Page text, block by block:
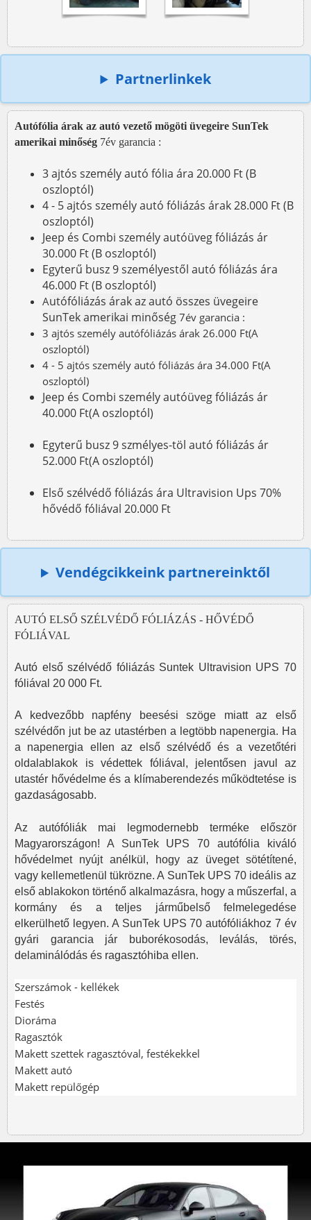
Partnerlinkek
Autófólia árak az autó vezető mögöti üvegeire SunTek
amerikai minőség 7év garancia :
3 ajtós személy autó fólia ára 20.000 Ft (B
oszloptól)
4 - 5 ajtós személy autó fóliázás árak 28.000 Ft (B
oszloptól)
Jeep és Combi személy autóüveg fóliázás ár
30.000 Ft (B oszloptól)
Egyterű busz 9 személyestől autó fóliázás ára
46.000 Ft (B oszloptól)
Autófóliázás árak az autó összes üvegeire
SunTek amerikai minőség7év garancia :
3 ajtós személy autófóliázás árak 26.000 Ft(A
oszloptól)
4 - 5 ajtós személy autó fóliázás ára 34.000 Ft(A
oszloptól)
Jeep és Combi személy autóüveg fóliázás ár
40.000 Ft(A oszloptól)
Egyterű busz 9 szmélyes-töl autó fóliázás ár
52.000 Ft(A oszloptól)
Első szélvédő fóliázás ára Ultravision Ups 70%
hővédő fóliával 20.000 Ft
Vendégcikkeink partnereinktől
AUTÓ ELSŐ SZÉLVÉDŐ FÓLIÁZÁS - HŐVÉDŐ
FÓLIÁVAL
Autó első szélvédő fóliázás Suntek Ultravision UPS 70
fóliával 20 000 Ft.
A kedvezőbb napfény beesési szöge miatt az első
szélvédőn jut be az utastérben a legtöbb napenergia. Ha
a napenergia ellen az első szélvédő és a vezetőtéri
oldalablakok is védettek fóliával, jelentősen javul az
utastér hővédelme és a klímaberendezés működtetése is
gazdaságosabb.
Az autófóliák mai legmodernebb terméke először
Magyarországon! A SunTek UPS 70 autófólia kiváló
hővédelmet nyújt anélkül, hogy az üveget sötétítené,
vagy kellemetlenül tükrözne. A SunTek UPS 70 ideális az
első ablakokon történő alkalmazásra, hogy a műszerfal, a
kormány és a teljes járműbelső felmelegedése
elkerülhető legyen. A SunTek UPS 70 autófóliákhoz 7 év
gyári garancia jár buborékosodás, leválás, törés,
delaminálódás és ragasztóhiba ellen.
Szerszámok - kellékek
Festés
Dioráma
Ragasztók
Makett szettek ragasztóval, festékekkel
Makett autó
Makett repülőgép